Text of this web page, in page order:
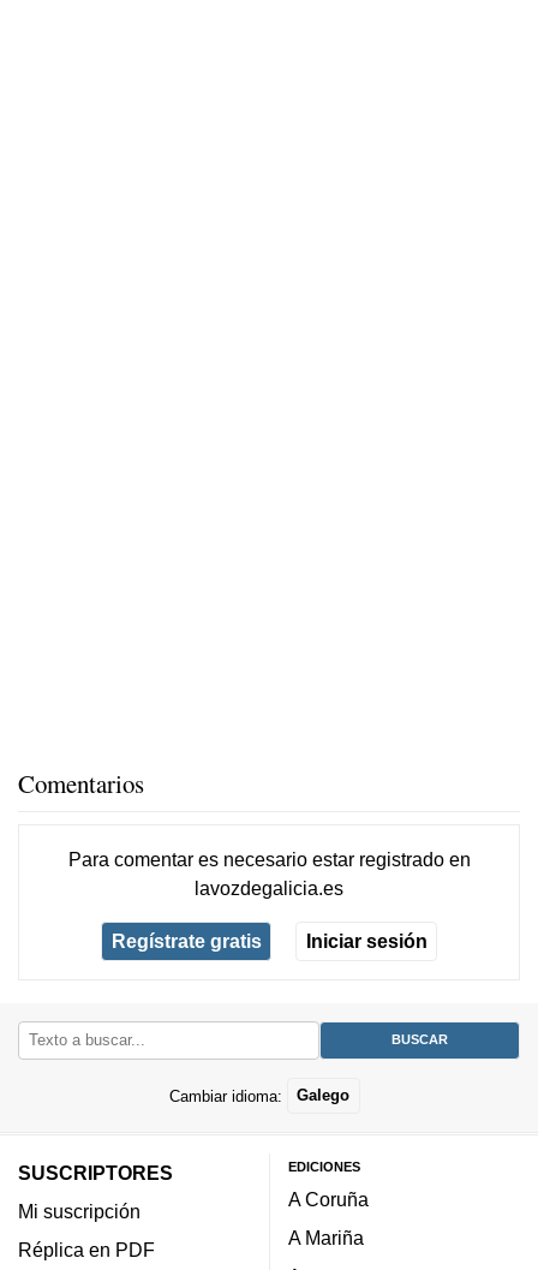
Comentarios
Para comentar es necesario estar registradoen
lavozdegalicia.es
Regístrate gratis Iniciar sesión
Cambiar idioma: Galego
SUSCRIPTORES
Mi suscripción
Réplica en PDF
EDICIONES
A Coruña
A Mariña